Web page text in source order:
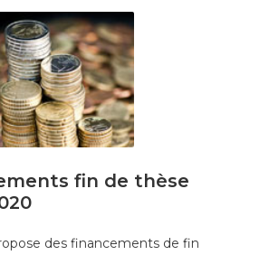
fin de thèse
des financements de fin